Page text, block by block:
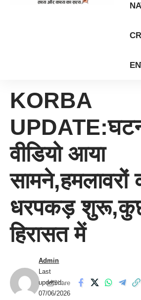
KORBA
वीडियो आया
सामने,हमलावरों
धरपकड़
हिरासत में
Last
updated:
07/06/2026
Admin
Share